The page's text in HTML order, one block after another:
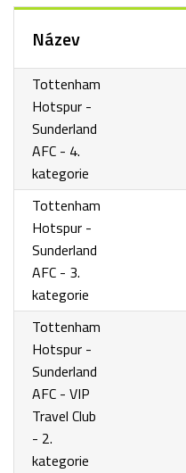
Název
Tottenham
Hotspur -
Sunderland
AFC - 4.
kategorie
Tottenham
Hotspur -
Sunderland
AFC - 3.
kategorie
Tottenham
Hotspur -
Sunderland
AFC - VIP
Travel Club
- 2.
kategorie